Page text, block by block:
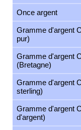
Once argent
Gramme d'argent
pur)
Gramme d'argent
(Bretagne)
Gramme d'argent
sterling)
Gramme d'argent
d'argent)